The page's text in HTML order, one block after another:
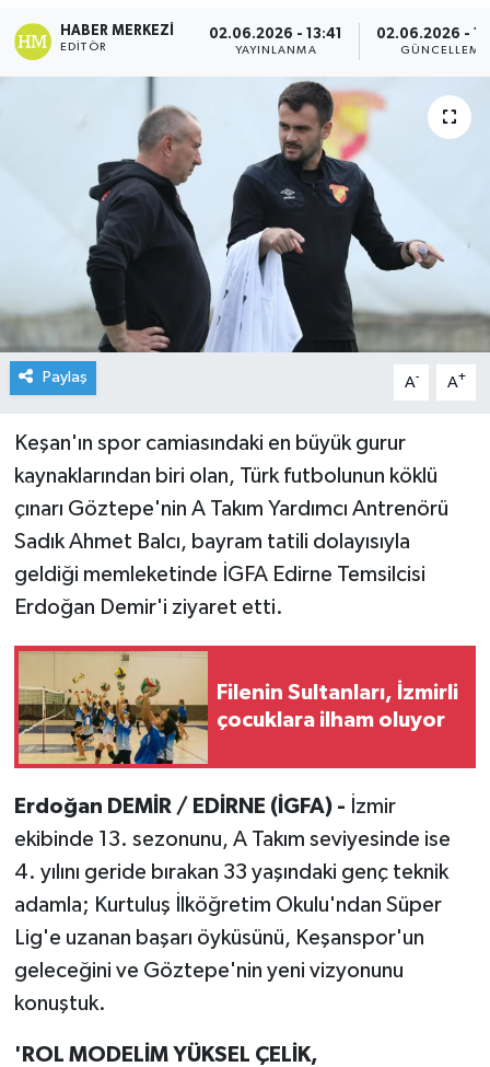
HABER MERKEZI
EDITÖR
02.06.2026 - 13:41
YAYINLANMA
02.06.2026 -
GÜNCELLEME
Paylaş A- A+
Keşan'ın spor camiasındaki en büyük gurur
kaynaklarından biri olan, Türk futbolunun köklü
çınarı Göztepe'nin A Takım Yardımcı Antrenörü
Sadık Ahmet Balcı, bayram tatili dolayısıyla
geldiği memleketinde İGFA Edirne Temsilcisi
Erdoğan Demir'i ziyaret etti.
Filenin Sultanları, İzmirli
çocuklara ilham oluyor
Erdoğan DEMİR / EDİRNE (İGFA) - İzmir
ekibinde 13. sezonunu, A Takım seviyesinde ise
4. yılını geride bırakan 33 yaşındaki genç teknik
adamla; Kurtuluş İlköğretim Okulu'ndan Süper
Lig'e uzanan başarı öyküsünü, Keşanspor'un
geleceğini ve Göztepe'nin yeni vizyonunu
konuştuk.
'ROL MODELİM YÜKSEL ÇELİK,